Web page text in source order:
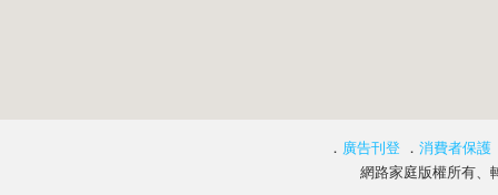
． 廣告刊登 ． 消費者保護
網路家庭版權所有、